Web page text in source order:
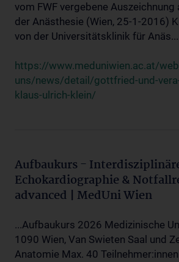
vom FWF vergebene
der Anästhesie (Wien, 25-1-2016)
von der Universitätsklinik für Anäs...
https://www.meduniwien.ac.at/
uns/news/detail/gottfried-und-
klaus-ulrich-klein/
Aufbaukurs -
Echokardiographie &
advanced | MedUni Wien
...Aufbaukurs 2026 Medizinische
1090 Wien, Van Swieten Saal und
Anatomie Max. 40